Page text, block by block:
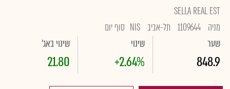
SELLA REAL EST
מניה 1109644 תל-אביב NIS סוף יום
שער
848.9
שינוי
+2.64%
שינוי באג'
21.80